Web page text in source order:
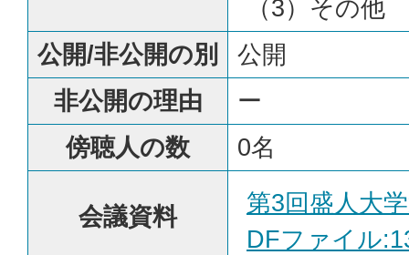
（3）その他
公開/非公開の別
公開
非公開の理由
ー
傍聴人の数
0名
会議資料
第3回盛人大
DFファイル